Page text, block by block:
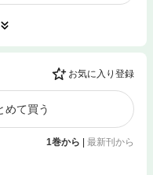
お気に入り登録
めて買う
1巻から 最新刊から